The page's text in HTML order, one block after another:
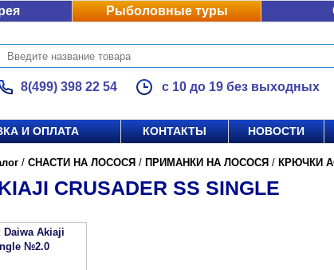
Рыболовные туры
8(499) 398 22 54 с 10 до 19 без выходных
И ОПЛАТА КОНТАКТЫ НОВОСТИ
/ СНАСТИ НА ЛОСОСЯ / ПРИМАНКИ НА ЛОСОСЯ / КРЮЧКИ
CRUSADER SS SINGLE
Daiwa Akiaji
№2.0